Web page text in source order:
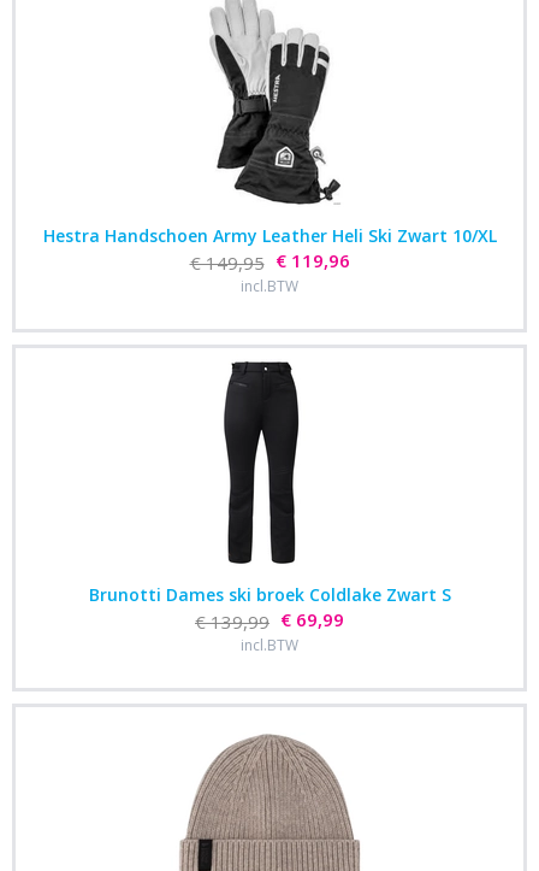
Hestra Handschoen Army Leather Heli Ski Zwart 10/XL
€ 149,95 € 119,96
incl.BTW
Brunotti Dames ski broek Coldlake Zwart S
€ 139,99 € 69,99
incl.BTW